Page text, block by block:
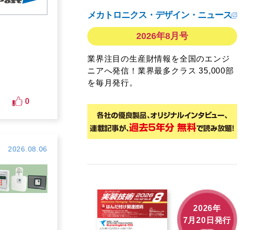
0
2026.08.06
メカトロニクス・デザイン・ニュース
2026年8月号
業界注目の生産財情報を全国のエンジ
ニアへ発信！業界最多クラス 35,000部
を毎月発行。
2026年
7月20日発行